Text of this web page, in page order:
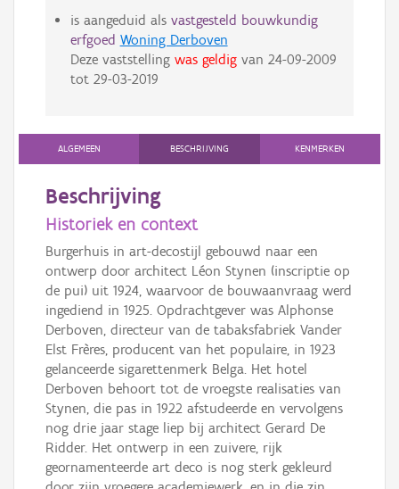
is aangeduid als vastgesteld bouwkundig
erfgoed Woning Derboven
Deze vaststelling was geldigvan 24-09-2009
tot 29-03-2019
ALGEMEEN BESCHRIJVING KENMERKEN
Beschrijving
Historiek en context
Burgerhuis in art-decostijl gebouwd naar een
ontwerp door architect Léon Stynen (inscriptie op
de pui) uit 1924, waarvoor de bouwaanvraag werd
ingediend in 1925. Opdrachtgever was Alphonse
Derboven, directeur van de tabaksfabriek Vander
Elst Frères, producent van het populaire, in 1923
gelanceerde sigarettenmerk Belga. Het hotel
Derboven behoort tot de vroegste realisaties van
Stynen, die pas in 1922 afstudeerde en vervolgens
nog drie jaar stage liep bij architect Gerard De
Ridder. Het ontwerp in een zuivere, rijk
geornamenteerde art deco is nog sterk gekleurd